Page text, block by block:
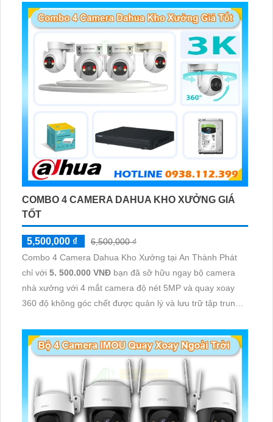
giám sát có màu vào ban đêm
COMBO 4 CAMERA DAHUA KHO XƯỞNG GIÁ
TỐT
5,500,000 ₫
6,500,000 ₫
Combo 4 Camera Dahua Kho Xưởng tại An Thành Phát
chỉ với 5. 500.000 VNĐ bạn đã sỡ hữu ngay bộ camera
nhà xưởng với 4 mắt camera độ nét 5MP và quay xoay
360 độ không góc chết được quản lý và lưu trữ tập trung